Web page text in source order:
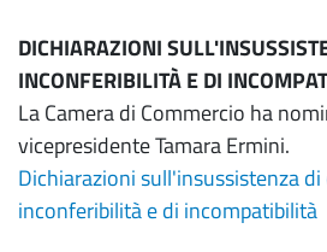
DICHIARAZIONI
INCONFERIBILITÀ E DI
La Camera di Commercio ha
vicepresidente Tamara Ermini.
Dichiarazioni sull'insussistenza di
inconferibilità e di incompatibilità